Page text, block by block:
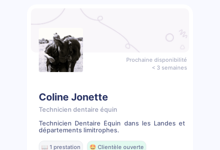
Prochaine disponibilité
< 3 semaines
Coline Jonette
Technicien dentaire équin
Technicien Dentaire Équin dans les Landes et
départements limitrophes.
📖 1 prestation 🤩 Clientèle ouverte